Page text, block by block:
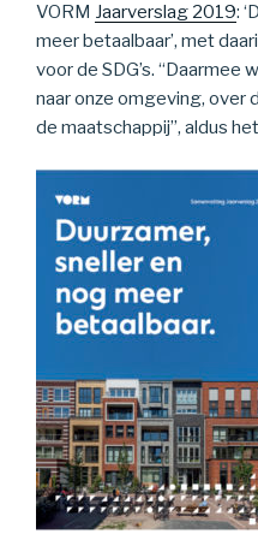
VORM Jaarverslag 2019:
meer betaalbaar’, met
voor de SDG’s. “Daarmee
naar onze omgeving, over
de maatschappij”, aldus